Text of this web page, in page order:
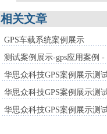
相关文章
GPS车载系统案例展示
测试案例展示-gps应用案例
华思众科技GPS案例展示测
华思众科技GPS案例展示测
华思众科技GPS案例展示测